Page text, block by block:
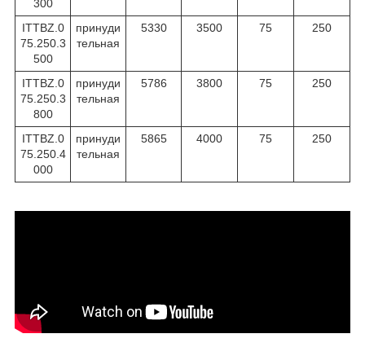
300
ITTBZ.0
75.250.3
500
принуди
тельная
5330 3500 75 250
ITTBZ.0
75.250.3
800
принуди
тельная
5786 3800 75 250
ITTBZ.0
75.250.4
000
принуди
тельная
5865 4000 75 250